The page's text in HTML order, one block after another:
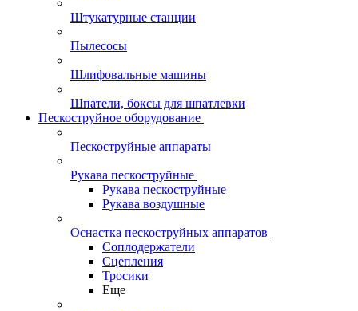
Штукатурные станции
Пылесосы
Шлифовальные машины
Шпатели, боксы для шпатлевки
Пескоструйное оборудование
Пескоструйные аппараты
Рукава пескоструйные
Рукава пескоструйные
Рукава воздушные
Оснастка пескоструйных аппаратов
Соплодержатели
Сцепления
Тросики
Еще